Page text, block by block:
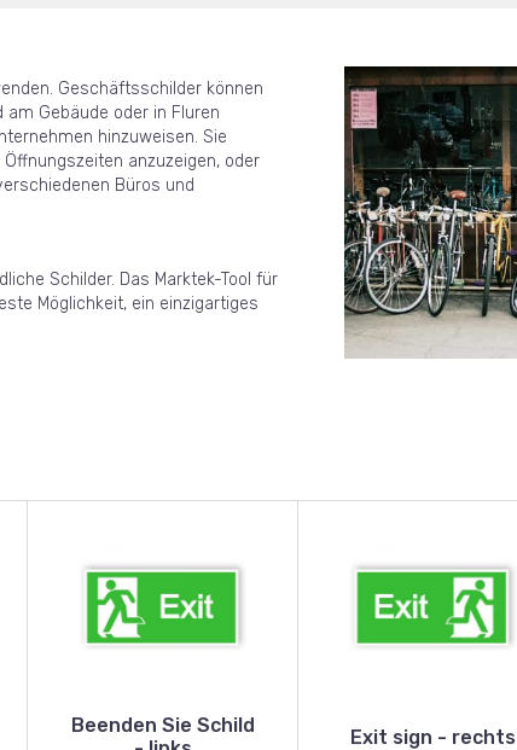
Geschäftsschilder können
Gebäude oder in Fluren
hinzuweisen. Sie
anzuzeigen, oder
Büros und
Schilder. Das Marktek-Tool für
Möglichkeit, ein einzigartiges
Beenden Sie Schild
Exit sign - rechts